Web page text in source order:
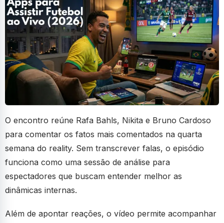
O encontro reúne Rafa Bahls, Nikita e Bruno Cardoso
para comentar os fatos mais comentados na quarta
semana do reality. Sem transcrever falas, o episódio
funciona como uma sessão de análise para
espectadores que buscam entender melhor as
dinâmicas internas.
Além de apontar reações, o vídeo permite acompanhar